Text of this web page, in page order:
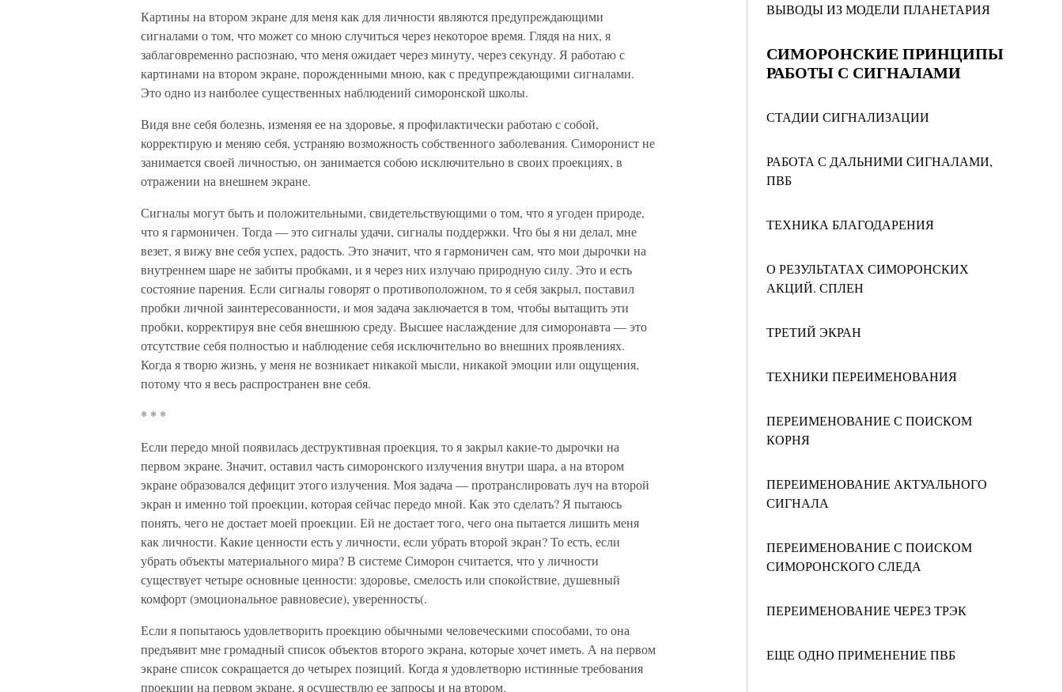
ВЫВОДЫ ИЗ МОДЕЛИ ПЛАНЕТАРИЯ
СИМОРОНСКИЕ ПРИНЦИПЫ
РАБОТЫ С СИГНАЛАМИ
СТАДИИ СИГНАЛИЗАЦИИ
РАБОТА С ДАЛЬНИМИ СИГНАЛАМИ,
ПВБ
ТЕХНИКА БЛАГОДАРЕНИЯ
О РЕЗУЛЬТАТАХ СИМОРОНСКИХ
АКЦИЙ. СПЛЕН
ТРЕТИЙ ЭКРАН
ТЕХНИКИ ПЕРЕИМЕНОВАНИЯ
ПЕРЕИМЕНОВАНИЕ С ПОИСКОМ
КОРНЯ
ПЕРЕИМЕНОВАНИЕ АКТУАЛЬНОГО
СИГНАЛА
ПЕРЕИМЕНОВАНИЕ С ПОИСКОМ
СИМОРОНСКОГО СЛЕДА
ПЕРЕИМЕНОВАНИЕ ЧЕРЕЗ ТРЭК
ЕЩЕ ОДНО ПРИМЕНЕНИЕ ПВБ
Картины на втором экране для меня как для личности являются предупреждающими
сигналами о том, что может со мною случиться через некоторое время. Глядя на них, я
заблаговременно распознаю, что меня ожидает через минуту, через секунду. Я работаю с
картинами на втором экране, порожденными мною, как с предупреждающими сигналами.
Это одно из наиболее существенных наблюдений симоронской школы.
Видя вне себя болезнь, изменяя ее на здоровье, я профилактически работаю с собой,
корректирую и меняю себя, устраняю возможность собственного заболевания. Симоронист не
занимается своей личностью, он занимается собою исключительно в своих проекциях, в
отражении на внешнем экране.
Сигналы могут быть и положительными, свидетельствующими о том, что я угоден природе,
что я гармоничен. Тогда — это сигналы удачи, сигналы поддержки. Что бы я ни делал, мне
везет, я вижу вне себя успех, радость. Это значит, что я гармоничен сам, что мои дырочки на
внутреннем шаре не забиты пробками, и я через них излучаю природную силу. Это и есть
состояние парения. Если сигналы говорят о противоположном, то я себя закрыл, поставил
пробки личной заинтересованности, и моя задача заключается в том, чтобы вытащить эти
пробки, корректируя вне себя внешнюю среду. Высшее наслаждение для симоронавта — это
отсутствие себя полностью и наблюдение себя исключительно во внешних проявлениях.
Когда я творю жизнь, у меня не возникает никакой мысли, никакой эмоции или ощущения,
потому что я весь распространен вне себя.
* * *
Если передо мной появилась деструктивная проекция, то я закрыл какие-то дырочки на
первом экране. Значит, оставил часть симоронского излучения внутри шара, а на втором
экране образовался дефицит этого излучения. Моя задача — протранслировать луч на второй
экран и именно той проекции, которая сейчас передо мной. Как это сделать? Я пытаюсь
понять, чего не достает моей проекции. Ей не достает того, чего она пытается лишить меня
как личности. Какие ценности есть у личности, если убрать второй экран? То есть, если
убрать объекты материального мира? В системе Симорон считается, что у личности
существует четыре основные ценности: здоровье, смелость или спокойствие, душевный
комфорт (эмоциональное равновесие), уверенность(.
Если я попытаюсь удовлетворить проекцию обычными человеческими способами, то она
предъявит мне громадный список объектов второго экрана, которые хочет иметь. А на первом
экране список сокращается до четырех позиций. Когда я удовлетворю истинные требования
проекции на первом экране, я осуществлю ее запросы и на втором.